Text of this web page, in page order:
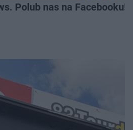
Polub nas na Facebooku!